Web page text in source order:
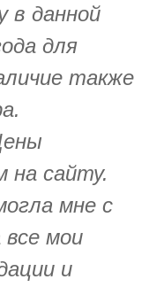
в данной
для
также
сайту.
мне с
мои
и